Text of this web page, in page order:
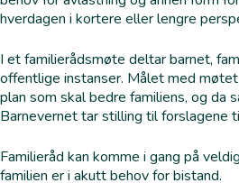
hverdagen i kortere eller lengre
I et familierådsmøte deltar barnet,
offentlige instanser. Målet med
plan som skal bedre familiens, og da
Barnevernet tar stilling til forslagene
Familieråd kan komme i gang på
familien er i akutt behov for bistand.